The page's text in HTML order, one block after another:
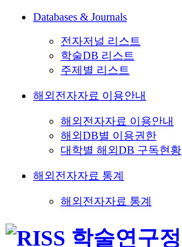
Databases & Journals
전자저널 리스트
학술DB 리스트
주제별 리스트
해외전자자료 이용안내
해외전자자료 이용안내
해외DB별 이용권한
대학별 해외DB 구독현황
해외전자자료 통계
해외전자자료 통계